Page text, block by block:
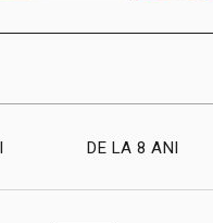
DE LA 8 ANI